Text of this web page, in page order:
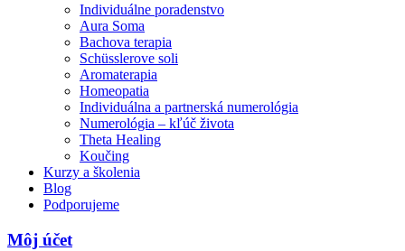
Individuálne poradenstvo
Aura Soma
Bachova terapia
Schüsslerove soli
Aromaterapia
Homeopatia
Individuálna a partnerská numerológia
Numerológia – kľúč života
Theta Healing
Koučing
Kurzy a školenia
Blog
Podporujeme
Môj účet